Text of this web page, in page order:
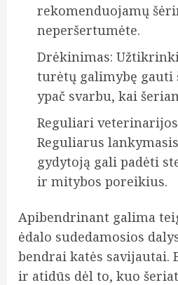
rekomenduojamų
neperšertumėte.
Drėkinimas:
turėtų galimybę gauti
ypač svarbu, kai
Reguliari
Reguliarus
gydytoją gali padėti
ir mitybos poreikius.
Apibendrinant galima
ėdalo sudedamosios
bendrai katės
ir atidūs dėl to, kuo